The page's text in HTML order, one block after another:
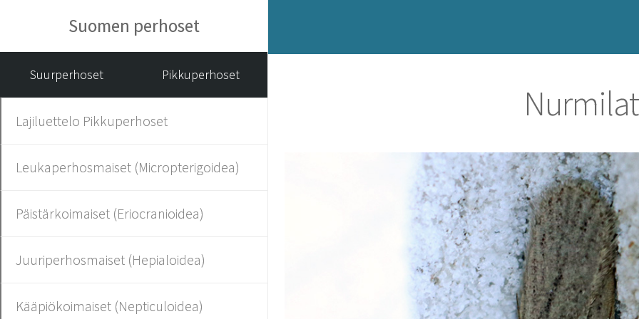
Suomen perhoset
Suurperhoset Pikkuperhoset
Lajiluettelo Pikkuperhoset
Leukaperhosmaiset (Micropterigoidea)
Päistärkoimaiset (Eriocranioidea)
Juuriperhosmaiset (Hepialoidea)
Kääpiökoimaiset (Nepticuloidea)